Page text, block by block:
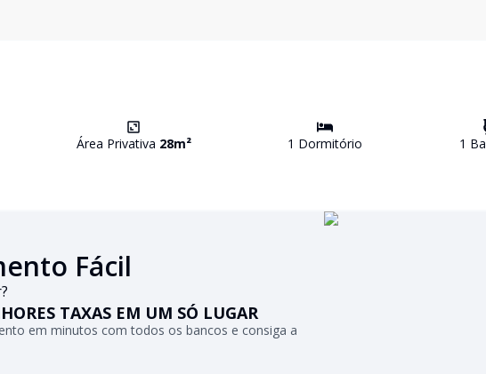
Área Privativa 28m² 1 Dormitório 1
Fácil
TAXAS EM UM SÓ LUGAR
em minutos com todos os bancos e consiga a